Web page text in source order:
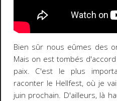
Bien sûr nous eûmes des
Mais on est tombés
paix. C'est le plus
raconter le Hellfest, où je
juin prochain. D'ailleurs, là